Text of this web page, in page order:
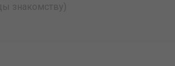
знакомству)